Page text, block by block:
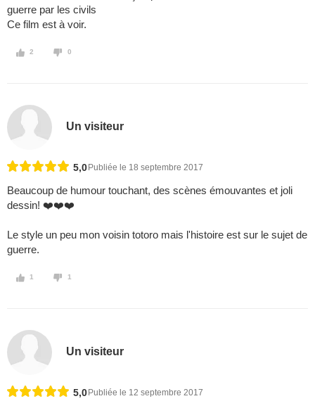
guerre par les civils
Ce film est à voir.
2 0
Un visiteur
5,0 Publiée le 18 septembre 2017
Beaucoup de humour touchant, des scènes émouvantes et joli
dessin! ❤️❤️❤️
Le style un peu mon voisin totoro mais l'histoire est sur le sujet de
guerre.
1 1
Un visiteur
5,0 Publiée le 12 septembre 2017